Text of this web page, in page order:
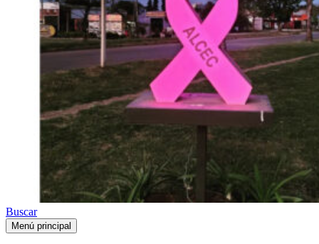
Buscar
Menú principal